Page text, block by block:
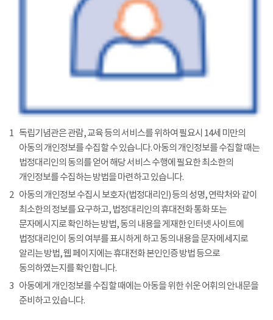
1 독립기념관은 관람, 교육 등의 서비스를 위하여 필요시 14세 미만의
아동의 개인정보를 수집할 수 있습니다. 아동의 개인정보를 수집할 때는
법정대리인의 동의를 얻어 해당 서비스 수행에 필요한 최소한의
개인정보를 수집하는 방법을 마련하고 있습니다.
2 아동의 개인정보 수집시 보호자(법정대리인) 등의 성명, 연락처와 같이
최소한의 정보를 요구하고, 법정대리인의 휴대전화 통화 또는
문자메시지로 확인하는 방법, 동의 내용을 게재한 인터넷 사이트에
법정대리인이 동의 여부를 표시하게 하고 동의내용을 문자메세지로
알리는 방법, 웹 페이지에는 휴대전화 본인인증 방법 등으로
동의하였는지를 확인합니다.
3 아동에게 개인정보를 수집할 때에는 아동을 위한 쉬운 어휘의 안내문을
준비하고 있습니다.